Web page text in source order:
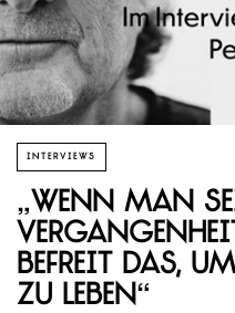
INTERVIEWS
„Wenn man
befreit das,
zu leben“